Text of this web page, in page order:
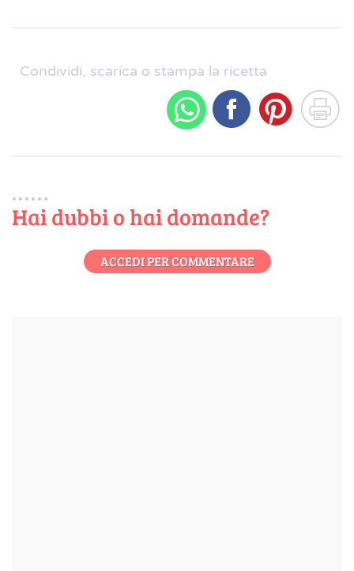
Condividi, scarica o stampa la ricetta
Hai dubbi o hai domande?
ACCEDI PER COMMENTARE